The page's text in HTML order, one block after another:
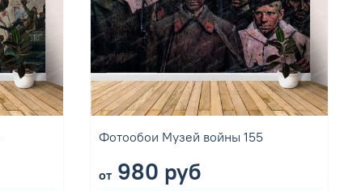
Фотообои Музей войны 155
от 980 руб